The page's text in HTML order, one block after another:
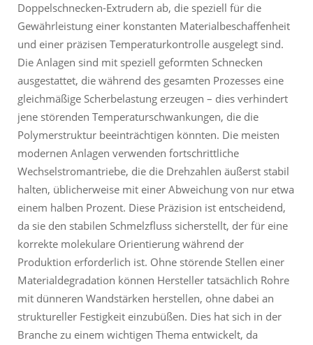
Doppelschnecken-Extrudern ab, die speziell für die
Gewährleistung einer konstanten Materialbeschaffenheit
und einer präzisen Temperaturkontrolle ausgelegt sind.
Die Anlagen sind mit speziell geformten Schnecken
ausgestattet, die während des gesamten Prozesses eine
gleichmäßige Scherbelastung erzeugen – dies verhindert
jene störenden Temperaturschwankungen, die die
Polymerstruktur beeinträchtigen könnten. Die meisten
modernen Anlagen verwenden fortschrittliche
Wechselstromantriebe, die die Drehzahlen äußerst stabil
halten, üblicherweise mit einer Abweichung von nur etwa
einem halben Prozent. Diese Präzision ist entscheidend,
da sie den stabilen Schmelzfluss sicherstellt, der für eine
korrekte molekulare Orientierung während der
Produktion erforderlich ist. Ohne störende Stellen einer
Materialdegradation können Hersteller tatsächlich Rohre
mit dünneren Wandstärken herstellen, ohne dabei an
struktureller Festigkeit einzubüßen. Dies hat sich in der
Branche zu einem wichtigen Thema entwickelt, da